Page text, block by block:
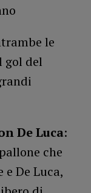
le
gol del
De Luca:
che
De Luca,